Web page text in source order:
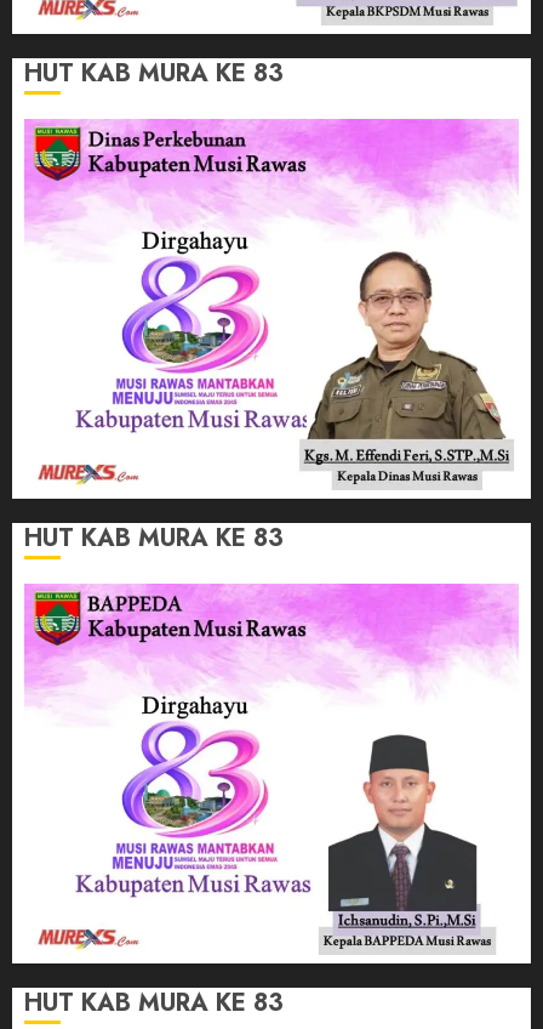
HUT KAB MURA KE 83
HUT KAB MURA KE 83
HUT KAB MURA KE 83